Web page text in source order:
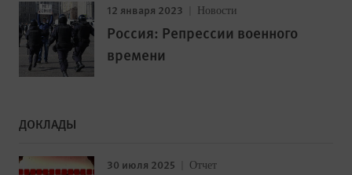
12 января 2023 Новости
Россия: Репрессии военного
времени
ДОКЛАДЫ
30 июля 2025 Отчет